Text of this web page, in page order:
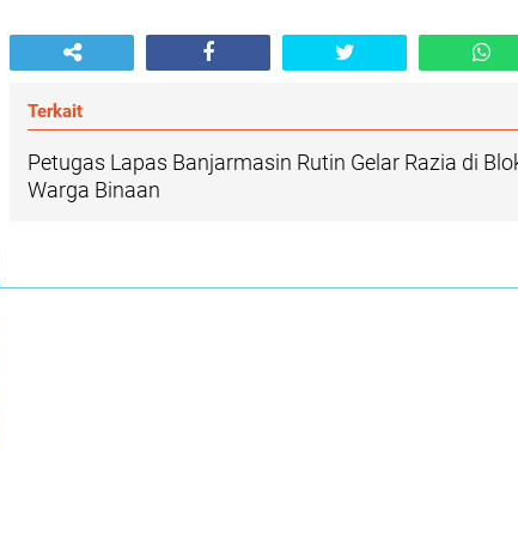
Terkait
Petugas Lapas Banjarmasin Rutin Gelar Razia di
Warga Binaan